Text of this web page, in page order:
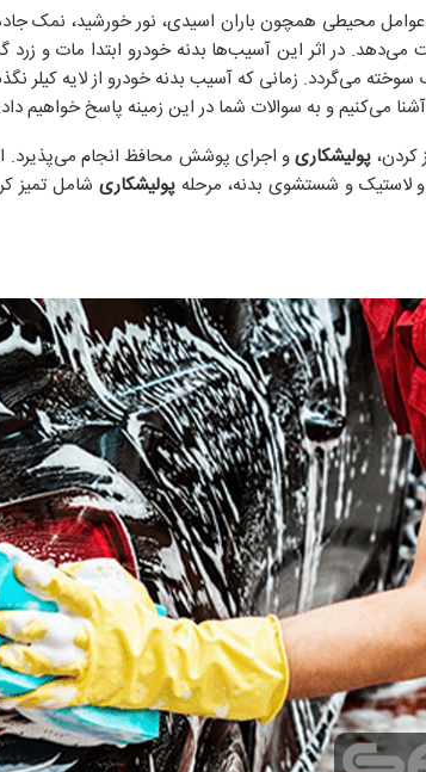
عوامل محیطی همچون باران اسیدی، نور خورشید، نمک
می‌دهد. در اثر این آسیب‌ها بدنه خودرو ابتدا مات و
سوخته می‌گردد. زمانی که آسیب بدنه خودرو از لایه کیلر
آشنا می‌کنیم و به سوالات شما در این زمینه پاسخ خواهیم
کردن، پولیشکاریو اجرای پوشش محافظ انجام می‌پذیرد.
لاستیک و شستشوی بدنه، مرحلهپولیشکاری شامل تمیز